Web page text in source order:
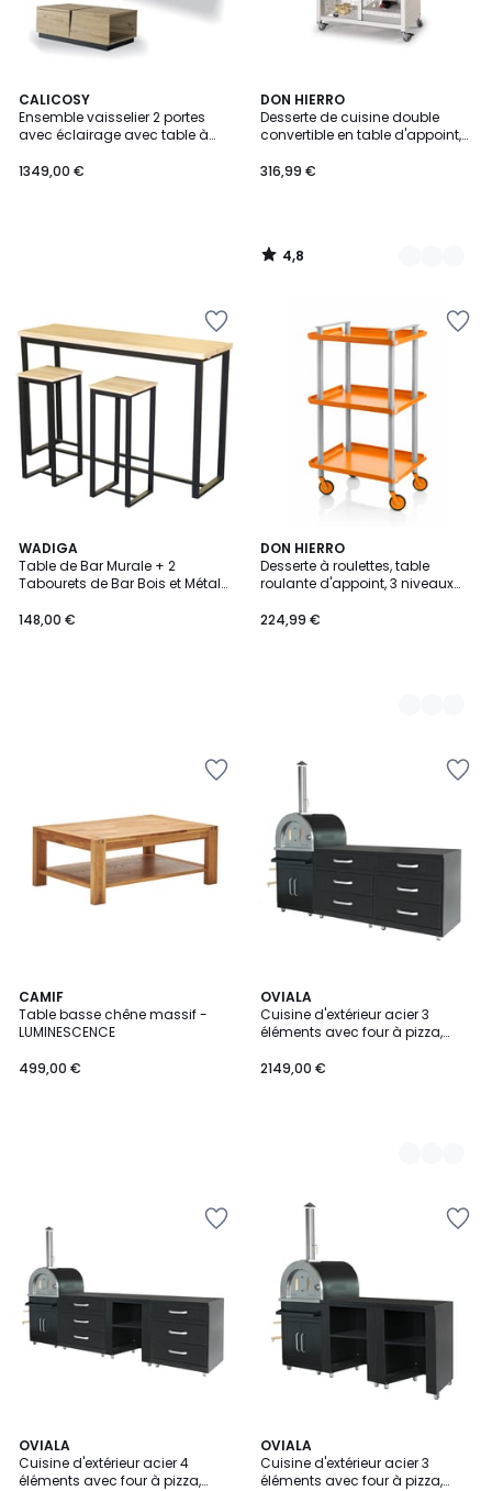
CALICOSY
Ensemble vaisselier 2 portes
avec éclairage avec table à
basse 1 tiroir Crack -
1349,00 €
DON HIERRO
Desserte de cuisine double
convertible en table d'appoint,
316,99 €
4,8
/ 5
2
Couleurs
4,8
/
WADIGA
Table de Bar Murale + 2
Tabourets de Bar Bois et Métal
148,00 €
DON HIERRO
Desserte à roulettes, table
roulante d'appoint, 3 niveaux
224,99 €
7
Couleurs
CAMIF
Table basse chêne massif -
LUMINESCENCE
499,00 €
OVIALA
Cuisine d'extérieur acier 3
éléments avec four à pizza,
2149,00 €
2
Couleurs
OVIALA
Cuisine d'extérieur acier 4
éléments avec four à pizza,
2
Couleurs
OVIALA
Cuisine d'extérieur acier 3
éléments avec four à pizza,
2
Couleurs